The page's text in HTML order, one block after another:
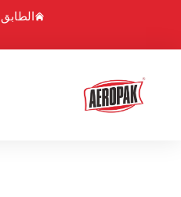
الطابق 10 ج، مبنى بو شينغ، طريق تشينغ شوي هو 1، منطقة لوهو، شنتشن، الصين